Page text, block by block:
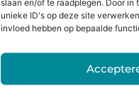
slaan en/of te raadplegen. Door
unieke ID's op deze site
invloed hebben op bepaalde